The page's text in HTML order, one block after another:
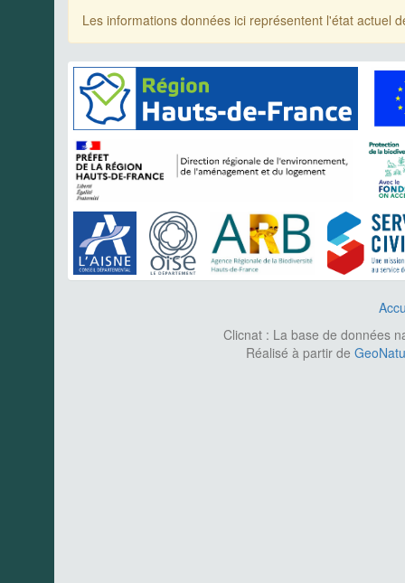
Les informations données ici représentent l'état actuel
Clicnat : La base de données
Réalisé à partir de